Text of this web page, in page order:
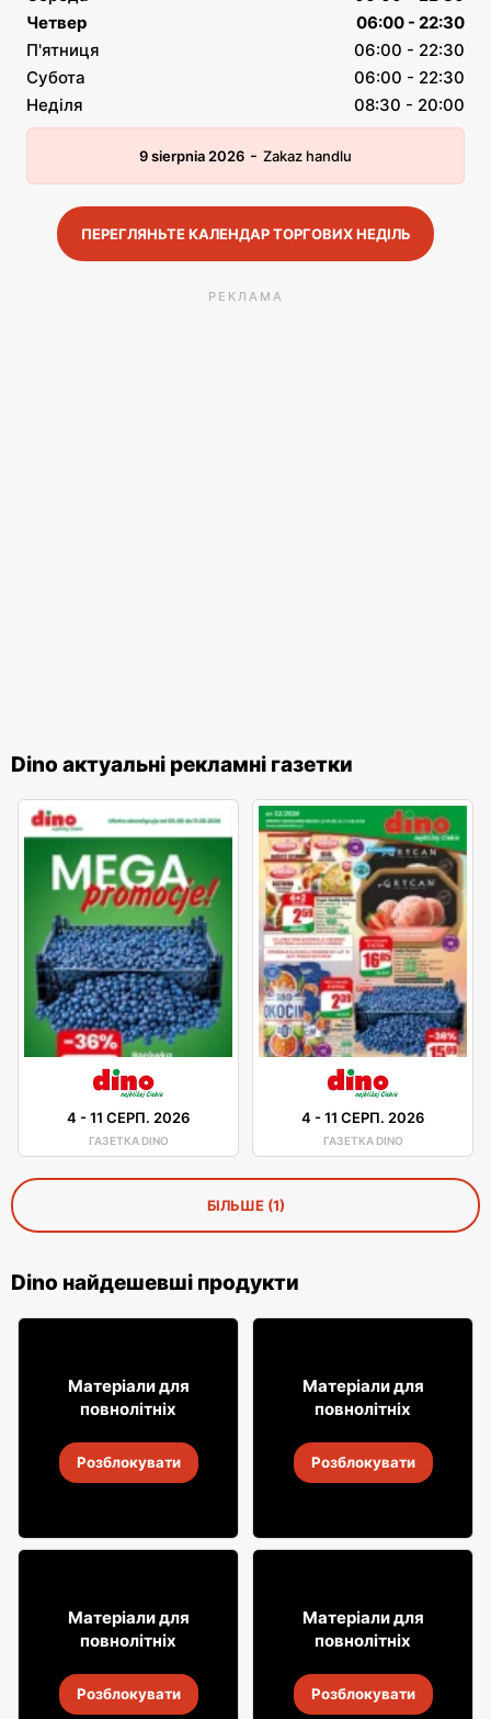
Четвер
06:00 - 22:30
П'ятниця
06:00 - 22:30
Субота
06:00 - 22:30
Неділя
08:30 - 20:00
9 sierpnia 2026 - Zakaz handlu
ПЕРЕГЛЯНЬТЕ КАЛЕНДАР ТОРГОВИХ НЕДІЛЬ
РЕКЛАМА
Dino актуальні рекламні газетки
4 -11 СЕРП. 2026
ГАЗЕТКА DINO
4 -11 СЕРП. 2026
ГАЗЕТКА DINO
БІЛЬШЕ (1)
Dino найдешевші продукти
85
30 лип.-6 серп. 2026
Матеріали для
повнолітніх
Розблокувати
2395
30 лип.-6 серп. 2026
Матеріали для
повнолітніх
Розблокувати
3999
30 лип.-6 серп. 2026
Матеріали для
повнолітніх
Розблокувати
49
30 лип.-6 серп. 2026
Матеріали для
повнолітніх
Розблокувати